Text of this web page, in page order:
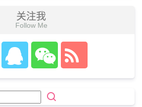
关注我
Follow Me